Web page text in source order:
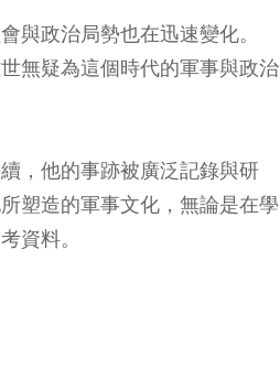
與政治局勢也在迅速變化。
無疑為這個時代的軍事與政治
，他的事跡被廣泛記錄與研
塑造的軍事文化，無論是在學
資料。